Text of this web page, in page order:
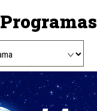
Programas